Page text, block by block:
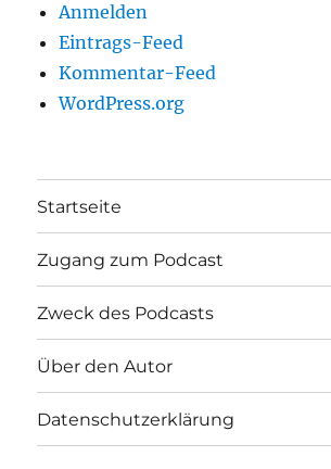
Anmelden
Eintrags-Feed
Kommentar-Feed
WordPress.org
Startseite
Zugang zum Podcast
Zweck des Podcasts
Über den Autor
Datenschutzerklärung